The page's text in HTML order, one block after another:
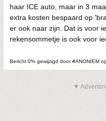
haar ICE auto, maar in 3
extra kosten bespaard op
er ook naar zijn. Dat is voor
rekensommetje is ook voor
Bericht 0% gewijzigd door #ANONIEM
▼